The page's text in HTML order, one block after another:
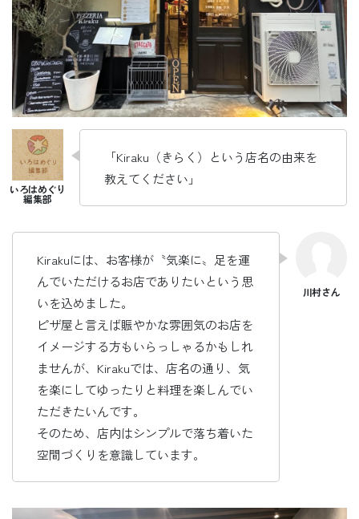
「Kiraku（きらく）という店名の由来を
教えてください」
Kirakuには、お客様が〝気楽に〟足を運
んでいただけるお店でありたいという思
いを込めました。
ピザ屋と言えば賑やかな雰囲気のお店を
イメージする方もいらっしゃるかもしれ
ませんが、Kirakuでは、店名の通り、気
を楽にしてゆったりと料理を楽しんでい
ただきたいんです。
そのため、店内はシンプルで落ち着いた
空間づくりを意識しています。